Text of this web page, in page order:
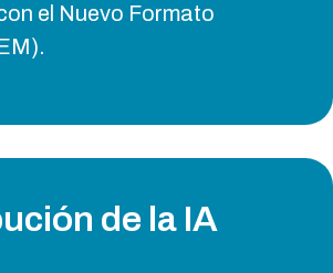
el Nuevo Formato
de la IA